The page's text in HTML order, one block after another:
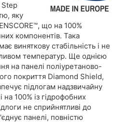
Step
яку
що на 100%
компонентів. Така
виняткову стабільність і не
температур. Ще однією
на панелі поліуретаново-
покриття Diamond Shield,
підлогам надзвичайну
на 100% із гідрофобних
не сприйнятливі до
панелі, повністю